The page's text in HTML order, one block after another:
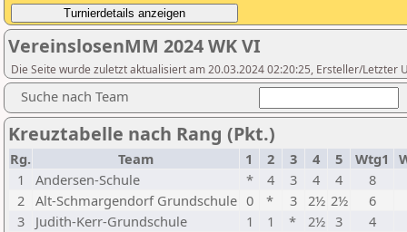
VereinslosenMM 2024 WK VI
Die Seite wurde zuletzt aktualisiert am 20.03.2024 02:20:25, Ersteller/Letzter
Suche nach Team
Kreuztabelle nach Rang (Pkt.)
Rg. Team 1 2 3 4 5 Wtg1
1
Andersen-Schule * 4 3 4 4
8
2 Alt-Schmargendorf Grundschule 0 * 3 2½ 2½
6
3
Judith-Kerr-Grundschule 1 1 * 2½ 3
4